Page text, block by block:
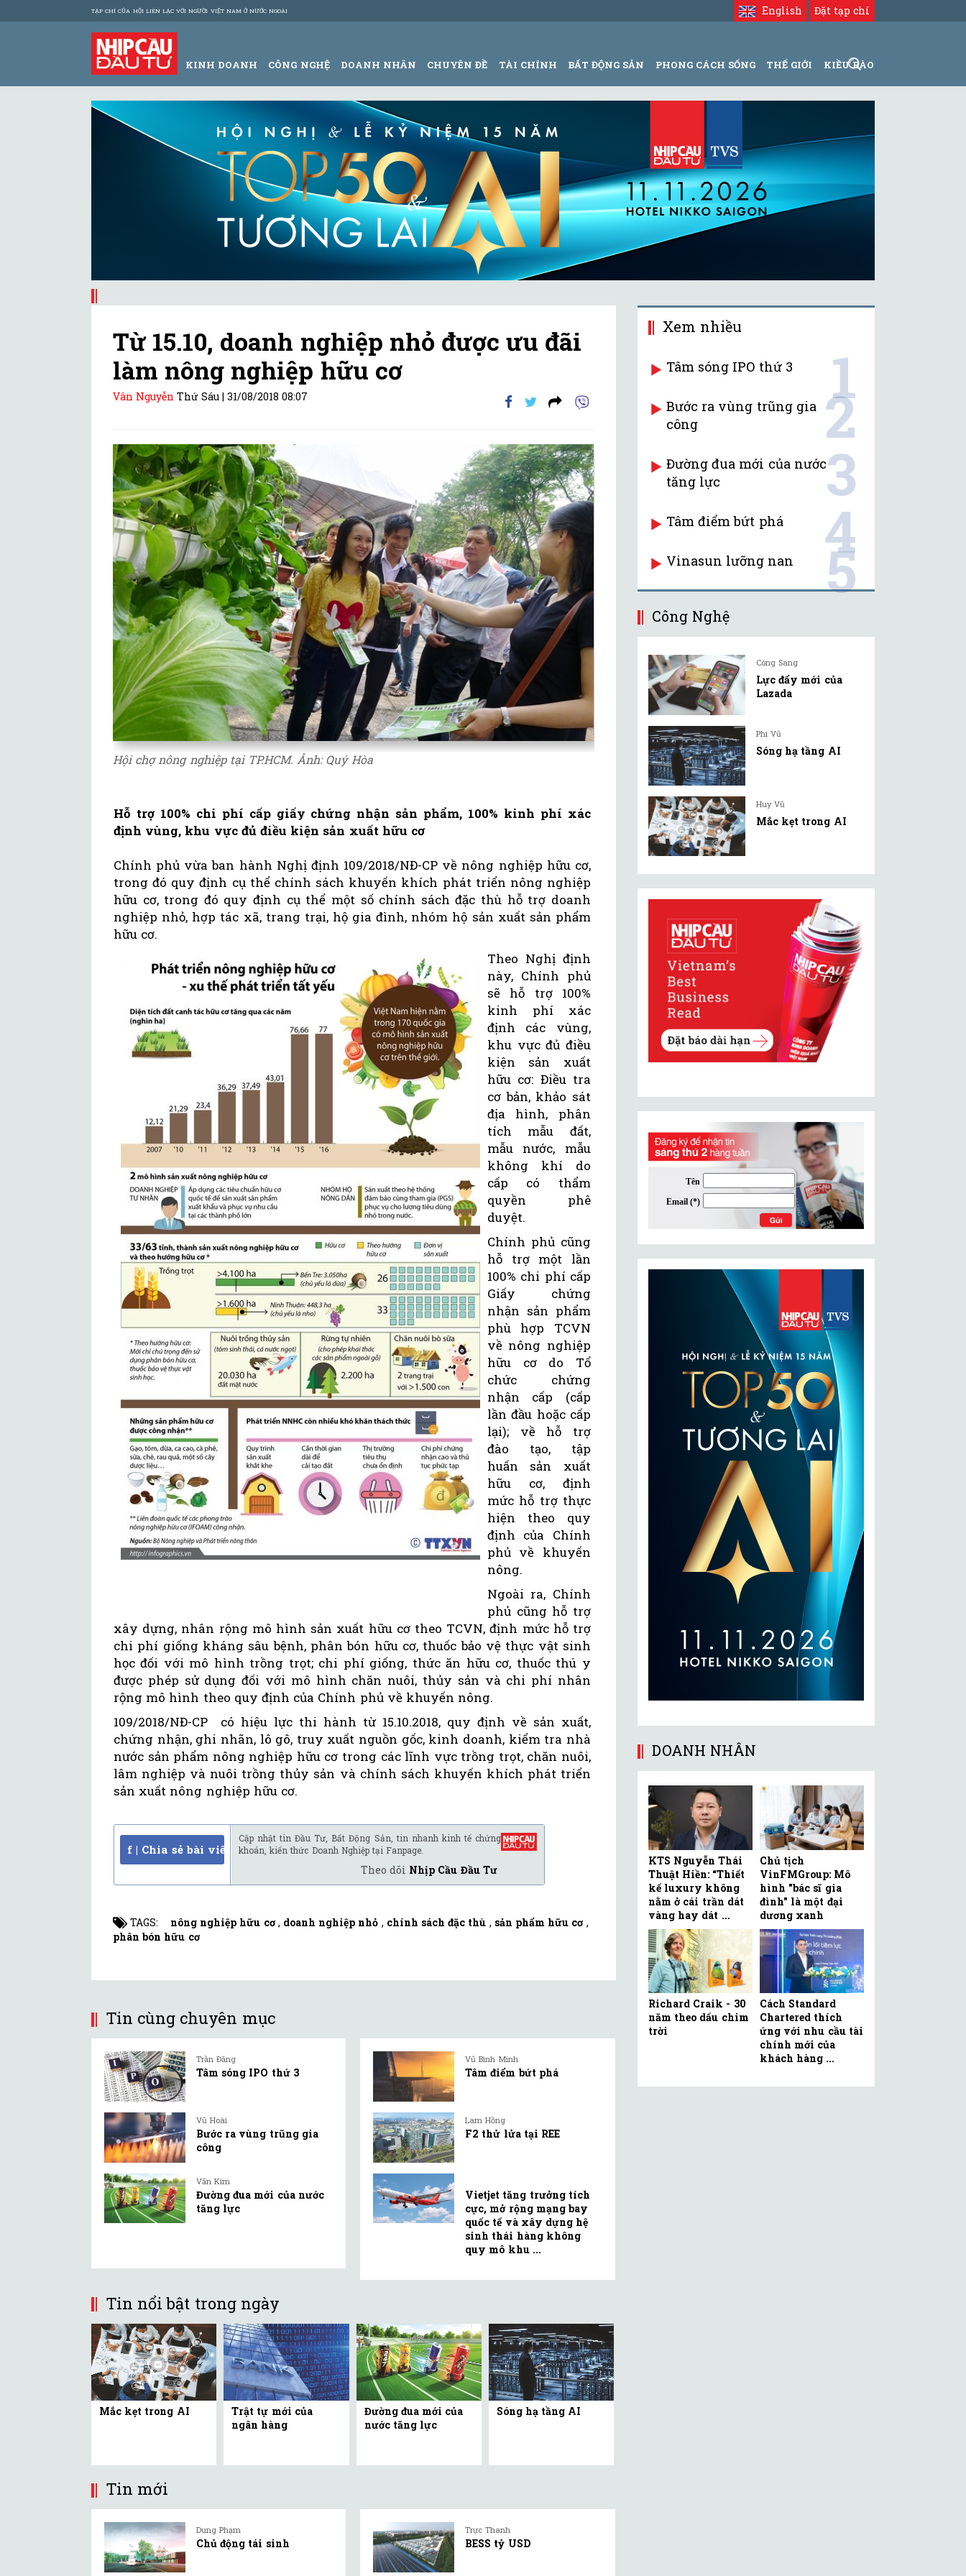
TẠP CHÍ CỦA HỘI LIÊN LẠC VỚI NGƯỜI VIỆT NAM Ở NƯỚC NGOÀI Đặt tạp chí
English
KINH DOANH CÔNG NGHỆ DOANH NHÂN CHUYÊN ĐỀ TÀI CHÍNH BẤT ĐỘNG SẢN PHONG CÁCH SỐNG THẾ GIỚI KIỀU BÀO
Từ 15.10, doanh nghiệp nhỏ được ưu đãi
làm nông nghiệp hữu cơ
Vân Nguyễn Thứ Sáu |31/08/2018 08:07
Hội chợ nông nghiệp tại TP.HCM. Ảnh: Quý Hòa
Hỗ trợ 100% chi phí cấp giấy chứng nhận sản phẩm, 100% kinh phí xác
định vùng, khu vực đủ điều kiện sản xuất hữu cơ
Chính phủ vừa ban hành Nghị định 109/2018/NĐ-CP về nông nghiệp hữu cơ,
trong đó quy định cụ thể chính sách khuyến khích phát triển nông nghiệp
hữu cơ, trong đó quy định cụ thể một số chính sách đặc thù hỗ trợ doanh
nghiệp nhỏ, hợp tác xã, trang trại, hộ gia đình, nhóm hộ sản xuất sản phẩm
hữu cơ.
Theo Nghị định
này, Chính phủ
sẽ hỗ trợ 100%
kinh phí xác
định các vùng,
khu vực đủ điều
kiện sản xuất
hữu cơ: Điều tra
cơ bản, khảo sát
địa hình, phân
tích mẫu đất,
mẫu nước, mẫu
không khí do
cấp có thẩm
quyền phê
duyệt.
Chính phủ cũng
hỗ trợ một lần
100% chi phí cấp
Giấy chứng
nhận sản phẩm
phù hợp TCVN
về nông nghiệp
hữu cơ do Tổ
chức chứng
nhận cấp (cấp
lần đầu hoặc cấp
lại); về hỗ trợ
đào tạo, tập
huấn sản xuất
hữu cơ, định
mức hỗ trợ thực
hiện theo quy
định của Chính
phủ về khuyến
nông.
Ngoài ra, Chính
phủ cũng hỗ trợ
xây dựng, nhân rộng mô hình sản xuất hữu cơ theo TCVN, định mức hỗ trợ
chi phí giống kháng sâu bệnh, phân bón hữu cơ, thuốc bảo vệ thực vật sinh
học đối với mô hình trồng trọt; chi phí giống, thức ăn hữu cơ, thuốc thú y
được phép sử dụng đối với mô hình chăn nuôi, thủy sản và chi phí nhân
rộng mô hình theo quy định của Chính phủ về khuyến nông.
109/2018/NĐ-CP có hiệu lực thi hành từ 15.10.2018, quy định về sản xuất,
chứng nhận, ghi nhãn, lô gô, truy xuất nguồn gốc, kinh doanh, kiểm tra nhà
nước sản phẩm nông nghiệp hữu cơ trong các lĩnh vực trồng trọt, chăn nuôi,
lâm nghiệp và nuôi trồng thủy sản và chính sách khuyến khích phát triển
sản xuất nông nghiệp hữu cơ.
f | Chia sẻ bài viết
Cập nhật tin Đầu Tư, Bất Động Sản, tin nhanh kinh tế chứng
khoán, kiến thức Doanh Nghiệp tại Fanpage.
Theo dõi Nhịp Cầu Đầu Tư
TAGS: nông nghiệp hữu cơ, doanh nghiệp nhỏ , chính sách đặc thù , sản phẩm hữu cơ ,
phân bón hữu cơ
Tin cùng chuyên mục
Trần Đăng
Tâm sóng IPO thứ 3
Vũ Hoài
Bước ra vùng trũng gia
công
Văn Kim
Đường đua mới của nước
tăng lực
Vũ Bình Minh
Tâm điểm bứt phá
Lam Hồng
F2 thử lửa tại REE
Vietjet tăng trưởng tích
cực, mở rộng mạng bay
quốc tế và xây dựng hệ
sinh thái hàng không
quy mô khu ...
Tin nổi bật trong ngày
Mắc kẹt trong AI
Trật tự mới của
ngân hàng
Đường đua mới của
nước tăng lực
Sóng hạ tầng AI
Tin mới
Dung Phạm
Chủ động tái sinh
Trực Thanh
BESS tỷ USD
Xem nhiều
Tâm sóng IPO thứ 3 1
Bước ra vùng trũng gia
công
2
Đường đua mới của nước
tăng lực
3
Tâm điểm bứt phá 4
Vinasun lưỡng nan 5
Công Nghệ
Công Sang
Lực đẩy mới của
Lazada
Phi Vũ
Sóng hạ tầng AI
Huy Vũ
Mắc kẹt trong AI
DOANH NHÂN
KTS Nguyễn Thái
Thuật Hiền: “Thiết
kế luxury không
nằm ở cái trần dát
vàng hay dát ...
Chủ tịch
VinFMGroup: Mô
hình "bác sĩ gia
đình" là một đại
dương xanh
Richard Craik - 30
năm theo dấu chim
trời
Cách Standard
Chartered thích
ứng với nhu cầu tài
chính mới của
khách hàng ...